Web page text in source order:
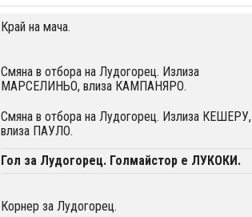
Край на мача.
Смяна в отбора на Лудогорец. Излиза
МАРСЕЛИНЬО, влиза КАМПАНЯРО.
Смяна в отбора на Лудогорец. Излиза КЕШЕРУ,
влиза ПАУЛО.
Гол за Лудогорец. Голмайстор е ЛУКОКИ.
Корнер за Лудогорец.